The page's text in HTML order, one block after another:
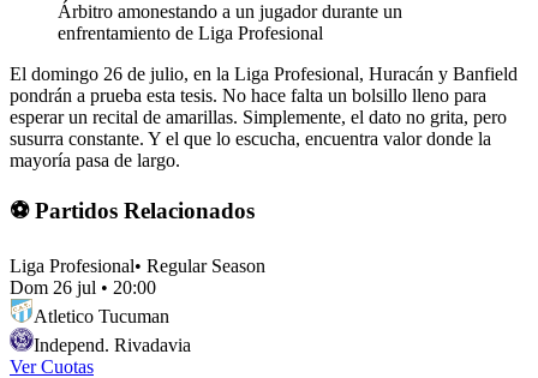
Árbitro amonestando a un jugador durante un
enfrentamiento de Liga Profesional
El domingo 26 de julio, en la Liga Profesional, Huracán y Banfield
pondrán a prueba esta tesis. No hace falta un bolsillo lleno para
esperar un recital de amarillas. Simplemente, el dato no grita, pero
susurra constante. Y el que lo escucha, encuentra valor donde la
mayoría pasa de largo.
⚽ Partidos Relacionados
Liga Profesional• Regular Season
Dom 26 jul • 20:00
Atletico Tucuman
Independ. Rivadavia
Ver Cuotas